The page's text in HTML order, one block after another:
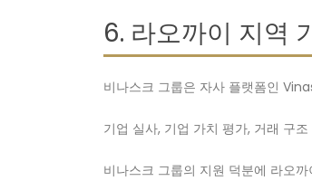
6. 라오까이 지역
비나스크 그룹은 자사 플랫폼인
기업 실사, 기업 가치 평가, 거래 구
비나스크 그룹의 지원 덕분에 라오